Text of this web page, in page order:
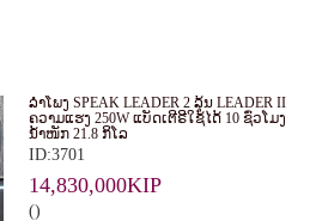
ລໍາໂພງ SPEAK LEADER 2 ລຸ້ນ LEADER II
ຄວາມແຮງ 250W ແບັດເຕີຣີໃຊ້ໄດ້ 10 ຊົ່ວໂມງ
ນໍ້າໜັກ 21.8 ກິໂລ
ID:3701
14,830,000KIP
()